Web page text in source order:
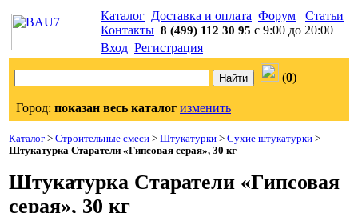
Каталог Доставка и оплата Форум
Статьи
Контакты 8 (499) 112 30 95 с 9:00 до 20:00
Вход Регистрация
(0)
Город: показан весь каталог изменить
Каталог > Строительные смеси > Штукатурки > Сухие штукатурки >
Штукатурка Старатели «Гипсовая серая», 30 кг
Штукатурка Старатели «Гипсовая
серая», 30 кг